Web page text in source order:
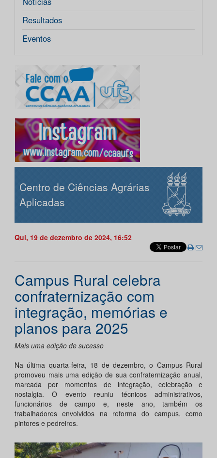
Resultados
Eventos
Centro de Ciências Agrárias
Aplicadas
Qui, 19 de dezembro de 2024, 16:52
Campus Rural celebra
confraternização com
integração, memórias e
planos para 2025
Mais uma edição de sucesso
Na última quarta-feira, 18 de dezembro, o Campus Rural
promoveu mais uma edição de sua confraternização anual,
marcada por momentos de integração, celebração e
nostalgia. O evento reuniu técnicos administrativos,
funcionários de campo e, neste ano, também os
trabalhadores envolvidos na reforma do campus, como
pintores e pedreiros.